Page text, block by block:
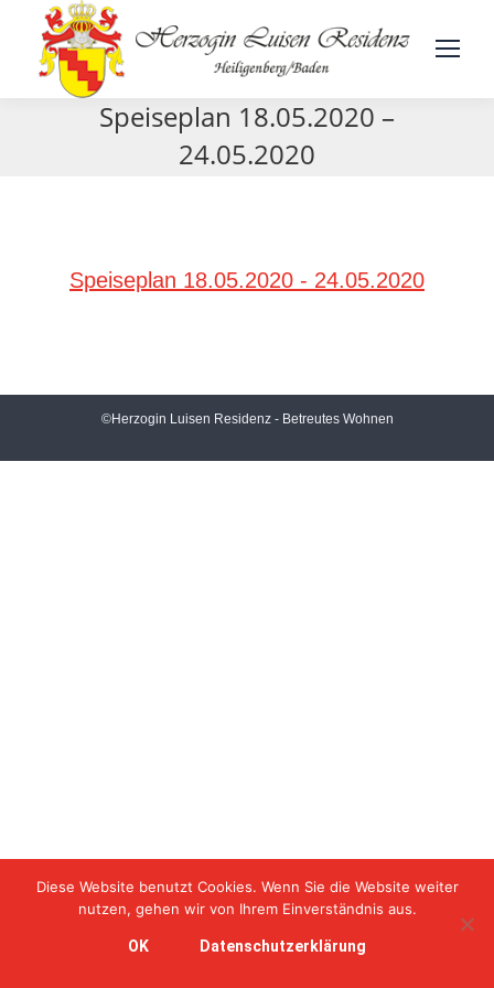
Speiseplan 18.05.2020 –
24.05.2020
Speiseplan 18.05.2020 - 24.05.2020
©Herzogin Luisen Residenz - Betreutes Wohnen
Diese Website benutzt Cookies. Wenn Sie die Website weiter
nutzen, gehen wir von Ihrem Einverständnis aus.
OK Datenschutzerklärung